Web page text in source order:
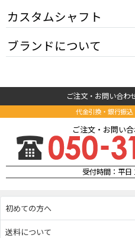
カスタムシャフト
ブランドについて
ご注文・お問い合わ
代金引換・銀行振
ご注文・お問い
受付時間：平
初めての方へ
送料について